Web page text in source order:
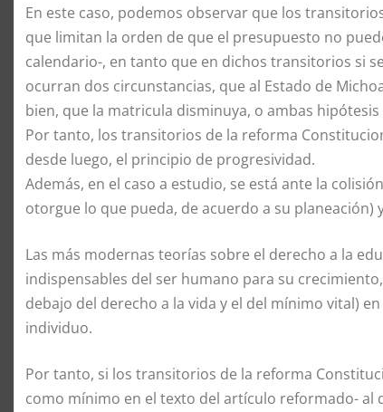
En este caso, podemos observar que los
que limitan la orden de que el presupuesto no
calendario-, en tanto que en dichos transitorios si
ocurran dos circunstancias, que al Estado de
bien, que la matricula disminuya, o ambas hipótesis
Por tanto, los transitorios de la reforma
desde luego, el principio de progresividad.
Además, en el caso a estudio, se está ante la
otorgue lo que pueda, de acuerdo a su planeación)
Las más modernas teorías sobre el derecho a la
indispensables del ser humano para su
debajo del derecho a la vida y el del mínimo vital)
individuo.
Por tanto, si los transitorios de la reforma
como mínimo en el texto del artículo reformado- al